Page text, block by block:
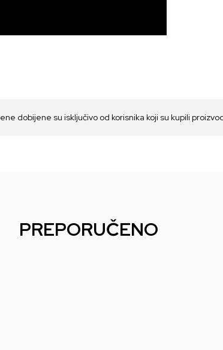
dobijene su isključivo od korisnika koji su kupili
PREPORUČENO